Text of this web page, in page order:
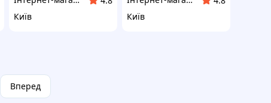
Київ
Київ
Вперед